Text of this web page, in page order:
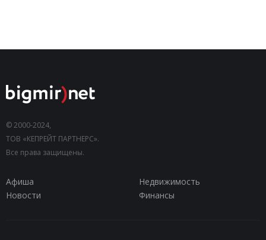
© 2000-2024,
ТОВ «КЕПРЕЙТ ПАРТНЕРС».
Все права защищены.
Афиша
Недвижимость
Новости
Финансы